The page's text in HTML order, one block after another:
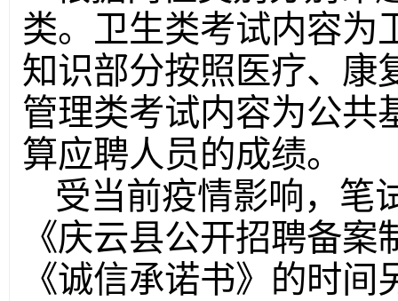
类。卫生类考试内容为
知识部分按照医疗、康
管理类考试内容为公共
算应聘人员的成绩。
受当前疫情影响，笔
《庆云县公开招聘备
《诚信承诺书》的时